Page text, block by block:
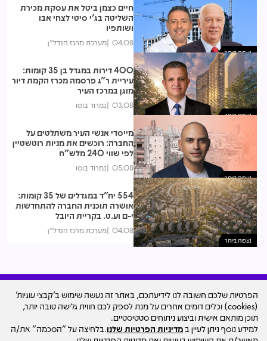
נצפות ביותר
חיים כצמן ביטל את עסקת מכירת
השליטה בג'י סיטי לצחי אבו
ושותפיו
04.08 מערכת מרכז הנדל"ן
נצפות ביותר
400 דירות במגדל בן 35 קומות:
עיריית ר"ג פרסמה מכרז הקמת דיור
מוגן במרכז העיר
03.08 נמרוד בוסו
נצפות ביותר
מייסדי אנשי העיר משתלטים על
החברה: רוכשים את מניות רוטשטיין
לפי שווי 240 מלש"ח
05.08 נמרוד בוסו
נצפות ביותר
554 יח"ד במגדלים של 35 קומות:
אושרה תוכנית החברה להתחדשות
י-ם וע.ט. בקריית היובל
04.08 מערכת מרכז הנדל"ן
עיצוב האתר
© כל הזכויות שמורות למרכז הנדל"ן ישראל - סקאלה
ד.מ בע"מ Scala Group D.M
הפרטיות שלכם חשובה לנו לידיעתכם, באתר זה נעשה שימוש ב'קבצי עוגיות'
(cookies) וכלים דומים אחרים על מנת לספק לכם חווית גלישה טובה יותר,
תוכן מותאם אישית וביצוע ניתוחים סטטיסטיים.
למידע נוסף ניתן לעיין במדיניות הפרטיות שלנו.בלחיצה על "הסכמה" את/ה